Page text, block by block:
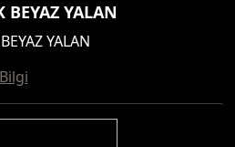
BEYAZ YALAN
YALAN